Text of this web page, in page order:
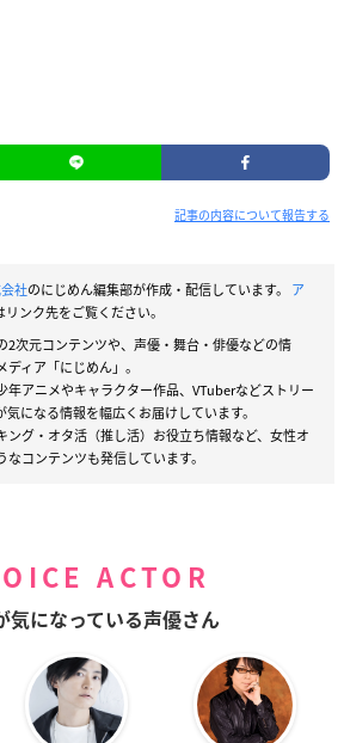
記事の内容について報告する
社のにじめん編集部が作成・配信しています。 ア
ンク先をご覧ください。
2次元コンテンツや、声優・舞台・俳優などの情
ィア「にじめん」。
年アニメやキャラクター作品、VTuberなどストリー
になる情報を幅広くお届けしています。
ング・オタ活（推し活）お役立ち情報など、女性オ
コンテンツも発信しています。
ACTOR
気になっている声優さん